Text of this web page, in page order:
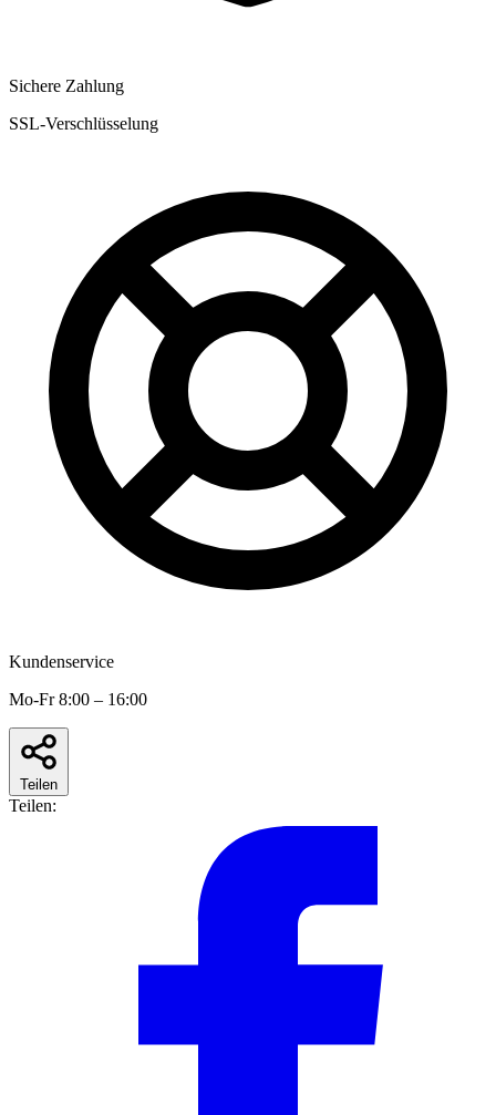
Sichere Zahlung
SSL-Verschlüsselung
Kundenservice
Mo-Fr 8:00 – 16:00
Teilen
Teilen: